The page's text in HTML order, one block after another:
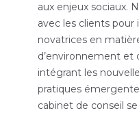
aux enjeux sociaux.
avec les clients
novatrices en
d’environnement et
intégrant les
pratiques
cabinet de conseil